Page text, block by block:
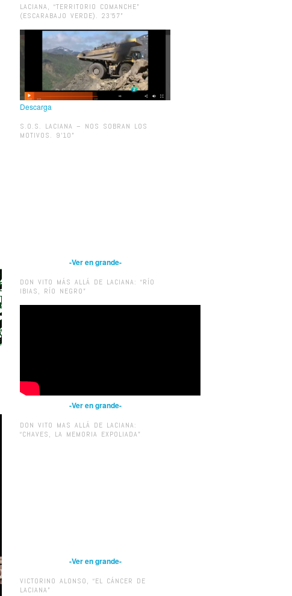
LACIANA, “TERRITORIO COMANCHE”
(ESCARABAJO VERDE). 23’57”
Descarga
S.O.S. LACIANA – NOS SOBRAN LOS
MOTIVOS. 9’10”
-Ver en grande-
DON VITO MÁS ALLÁ DE LACIANA: “RÍO
IBIAS, RÍO NEGRO”
-Ver en grande-
DON VITO MAS ALLÁ DE LACIANA:
“CHAVES, LA MEMORIA EXPOLIADA”
-Ver en grande-
VICTORINO ALONSO, “EL CÁNCER DE
LACIANA”